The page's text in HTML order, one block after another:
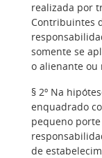
realizada por
Contribuintes
somente se
o alienante ou
§ 2º Na
enquadrado
pequeno porte
de